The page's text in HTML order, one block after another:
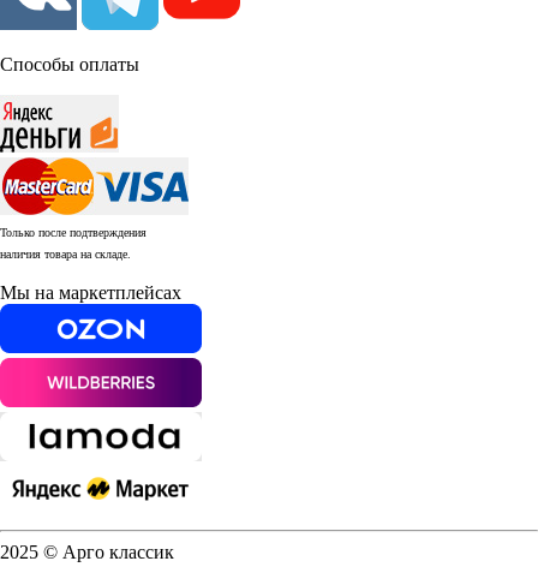
Способы оплаты
Только после подтверждения
наличия товара на складе.
Мы на маркетплейсах
2025 © Арго классик